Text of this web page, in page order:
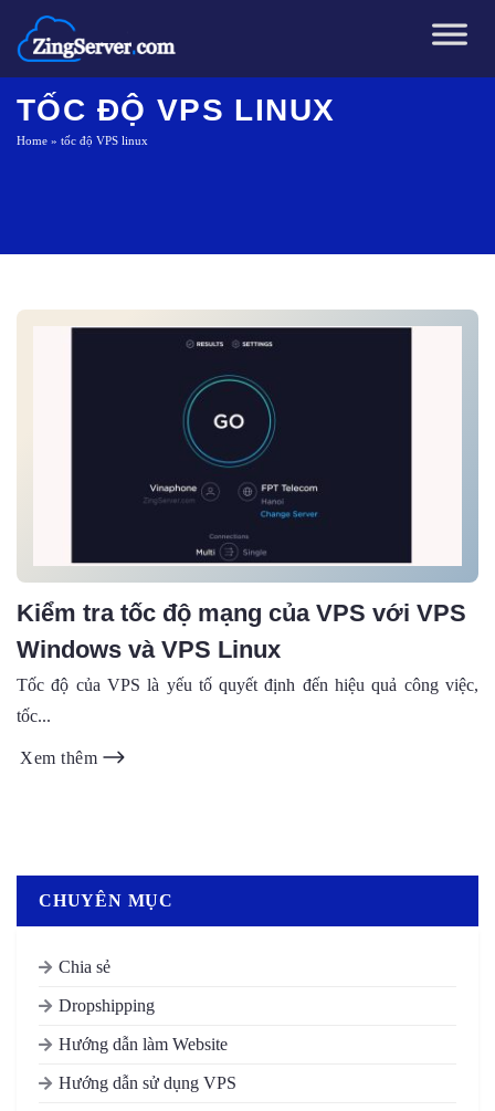
Chuyển
đến
dung
TỐC ĐỘ VPS LINUX
Home » tốc độ VPS linux
Kiểm tra tốc độ mạng của VPS với VPS
Windows và VPS Linux
Tốc độ của VPS là yếu tố quyết định đến hiệu quả công việc,
tốc...
Xem thêm
CHUYÊN MỤC
Chia sẻ
Dropshipping
Hướng dẫn làm Website
Hướng dẫn sử dụng VPS